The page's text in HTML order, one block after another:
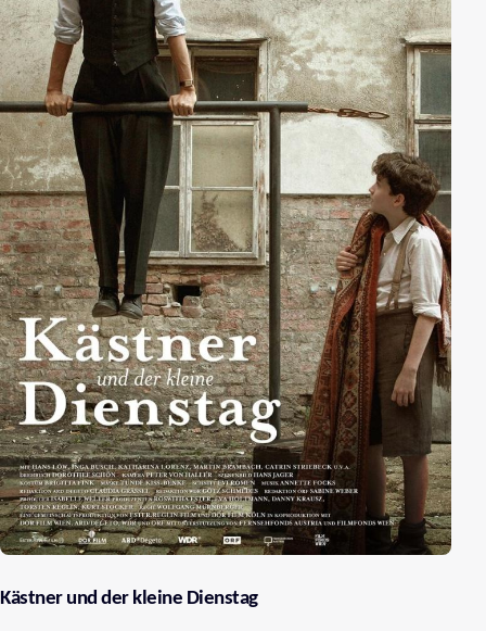
Vorstandssekretärin mit ihrer Tochter Pauline näher
kennenlernt, gerät Rita Böhms Weltbild langsam ins
Wanken: Über Ira erfährt sie von Korruption,
Erpressung, Gier und Gewinnsucht hinter den Kulissen
des Unternehmens. Kann das wirklich wahr sein?
Kästner und der kleine Dienstag